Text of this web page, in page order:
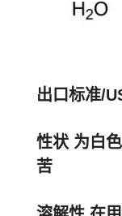
出口标准/
性状 为白
苦